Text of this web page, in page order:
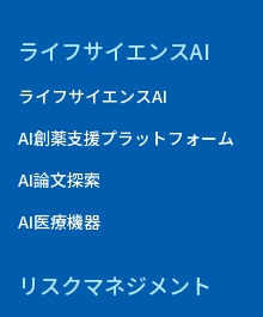
ライフサイエンスAI
ライフサイエンスAI
AI創薬支援プラットフォーム
AI論文探索
AI医療機器
リスクマネジメント